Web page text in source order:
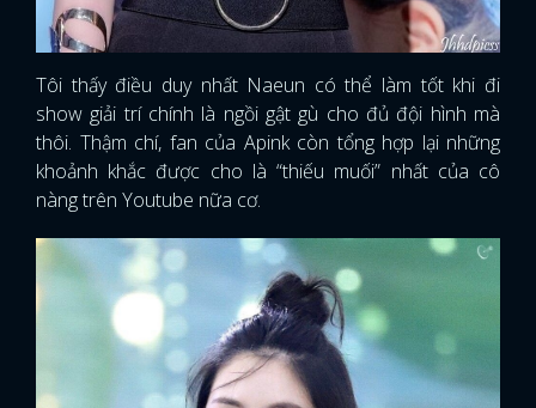
Tôi thấy điều duy nhất Naeun có thể làm tốt khi đi
show giải trí chính là ngồi gật gù cho đủ đội hình mà
thôi. Thậm chí, fan của Apink còn tổng hợp lại những
khoảnh khắc được cho là “thiếu muối” nhất của cô
nàng trên Youtube nữa cơ.